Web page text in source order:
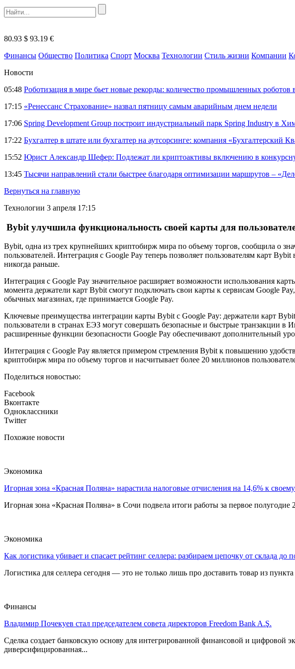
80.93 $ 93.19 €
Финансы Общество Политика Спорт Москва Технологии Стиль жизни Компании
Новости
05:48 Роботизация в мире бьет новые рекорды: количество промышленных роботов
17:15 «Ренессанс Страхование» назвал пятницу самым аварийным днем недели
17:06 Spring Development Group построит индустриальный парк Spring Industry в
17:22 Бухгалтер в штате или бухгалтер на аутсорсинге: компания «Бухгалтерский
15:52 Юрист Александр Шефер: Подлежат ли криптоактивы включению в
13:45 Тысячи направлений стали быстрее благодаря оптимизации маршрутов –
Вернуться на главную
Технологии 3 апреля 17:15
Bybit улучшила функциональность своей карты для
Bybit, одна из трех крупнейших криптобирж мира по объему торгов, сообщила о
пользователей. Интеграция с Google Pay теперь позволяет пользователям карт
никогда раньше.
Интеграция с Google Pay значительное расширяет возможности использования
момента держатели карт Bybit смогут подключать свои карты к сервисам Google
обычных магазинах, где принимается Google Pay.
Ключевые преимущества интеграции карты Bybit с Google Pay: держатели карт
пользователи в странах ЕЭЗ могут совершать безопасные и быстрые транзакции
расширенные функции безопасности Google Pay обеспечивают дополнительный
Интеграция с Google Pay является примером стремления Bybit к повышению
криптобирж мира по объему торгов и насчитывает более 20 миллионов
Поделиться новостью:
Facebook
Вконтакте
Одноклассники
Twitter
Похожие новости
Экономика
Игорная зона «Красная Поляна» нарастила налоговые отчисления на 14,6% к
Игорная зона «Красная Поляна» в Сочи подвела итоги работы за первое
Экономика
Как логистика убивает и спасает рейтинг селлера: разбираем цепочку от склада до
Логистика для селлера сегодня — это не только лишь про доставить товар из
Финансы
Владимир Почекуев стал председателем совета директоров Freedom Bank A.Ş.
Сделка создает банковскую основу для интегрированной финансовой и
диверсифицированная...